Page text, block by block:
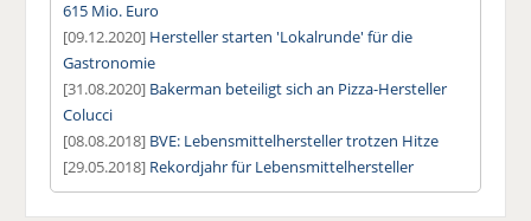
615 Mio. Euro
[09.12.2020] Hersteller starten 'Lokalrunde' für die
Gastronomie
[31.08.2020] Bakerman beteiligt sich an Pizza-Hersteller
Colucci
[08.08.2018] BVE: Lebensmittelhersteller trotzen Hitze
[29.05.2018] Rekordjahr für Lebensmittelhersteller